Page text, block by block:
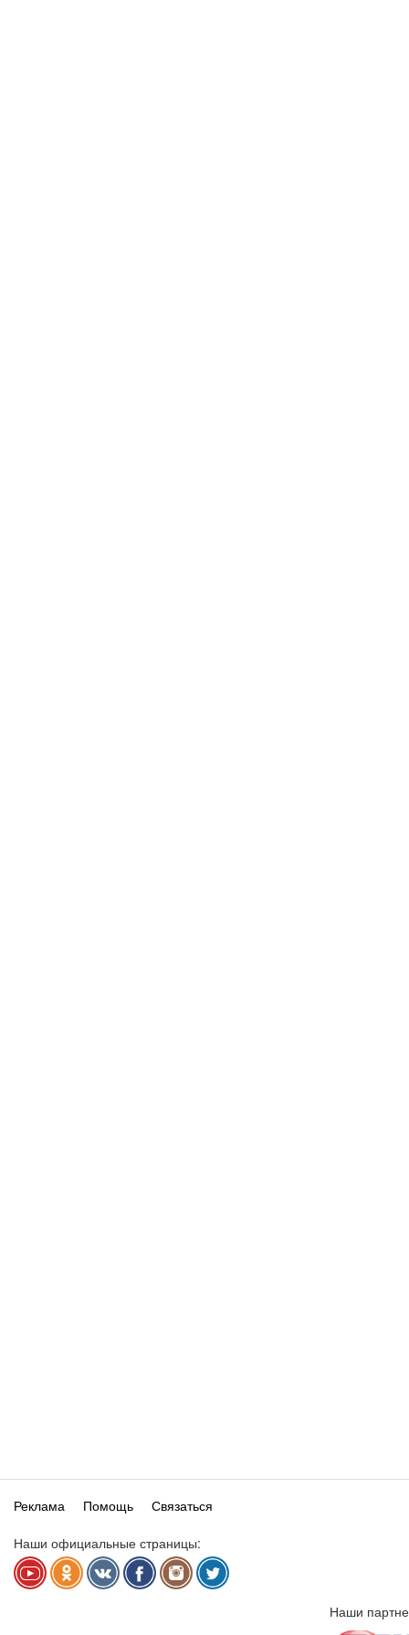
Реклама Помощь Связаться
Наши официальные страницы:
Наши